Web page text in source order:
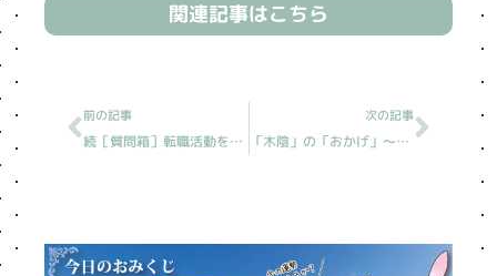
関連記事はこちら
前の記事
続［質問箱］転職活動を続けるか
次の記事
「木陰」の「おかげ」〜インタビューをしていただきました
Next